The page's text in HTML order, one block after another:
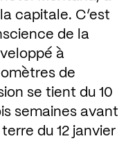
capitale. C’est
de la
à
de
se tient du 10
semaines avant
du 12 janvier